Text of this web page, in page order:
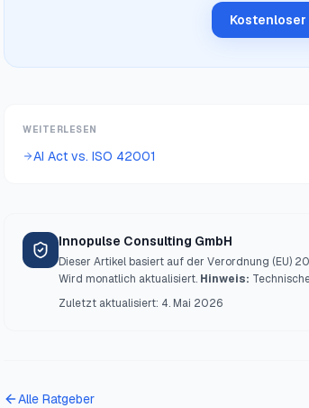
Kostenloser
WEITERLESEN
AI Act vs. ISO 42001
Innopulse Consulting GmbH
Dieser Artikel basiert auf der Verordnung (EU)
Wird monatlich aktualisiert. Hinweis:
Zuletzt aktualisiert: 4. Mai 2026
Alle Ratgeber